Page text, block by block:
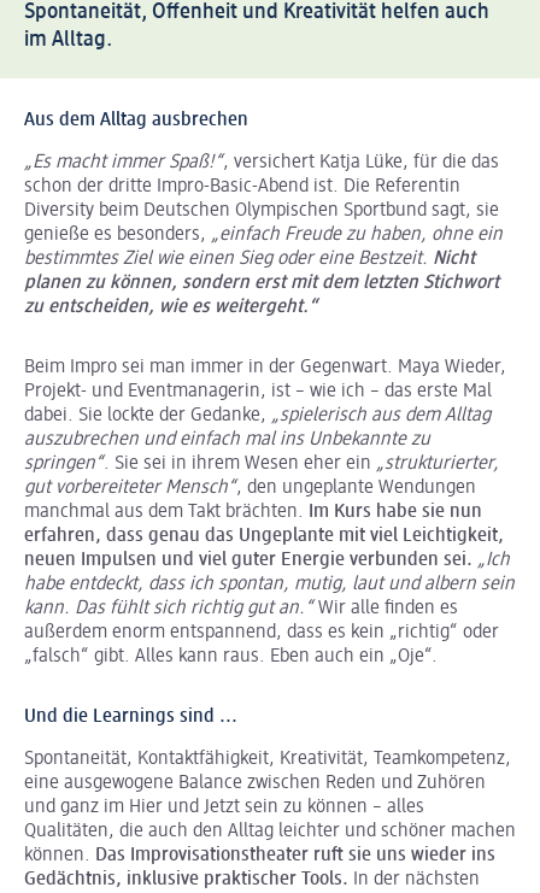
Spontaneität, Offenheit und Kreativität helfen auch
im Alltag.
Aus dem Alltag ausbrechen
„Es macht immer Spaß!“, versichert Katja Lüke, für die das
schon der dritte Impro-Basic-Abend ist. Die Referentin
Diversity beim Deutschen Olympischen Sportbund sagt, sie
genieße es besonders, „einfach Freude zu haben, ohne ein
bestimmtes Ziel wie einen Sieg oder eine Bestzeit. Nicht
planen zu können, sondern erst mit dem letzten Stichwort
zu entscheiden, wie es weitergeht.“
Beim Impro sei man immer in der Gegenwart. Maya Wieder,
Projekt- und Eventmanagerin, ist – wie ich – das erste Mal
dabei. Sie lockte der Gedanke, „spielerisch aus dem Alltag
auszubrechen und einfach mal ins Unbekannte zu
springen“. Sie sei in ihrem Wesen eher ein „strukturierter,
gut vorbereiteter Mensch“, den ungeplante Wendungen
manchmal aus dem Takt brächten. Im Kurs habe sie nun
erfahren, dass genau das Ungeplante mit viel Leichtigkeit,
neuen Impulsen und viel guter Energie verbunden sei. „Ich
habe entdeckt, dass ich spontan, mutig, laut und albern sein
kann. Das fühlt sich richtig gut an.“ Wir alle finden es
außerdem enorm entspannend, dass es kein „richtig“ oder
„falsch“ gibt. Alles kann raus. Eben auch ein „Oje“.
Und die Learnings sind ...
Spontaneität, Kontaktfähigkeit, Kreativität, Teamkompetenz,
eine ausgewogene Balance zwischen Reden und Zuhören
und ganz im Hier und Jetzt sein zu können – alles
Qualitäten, die auch den Alltag leichter und schöner machen
können. Das Improvisationstheater ruft sie uns wieder ins
Gedächtnis, inklusive praktischer Tools. In der nächsten